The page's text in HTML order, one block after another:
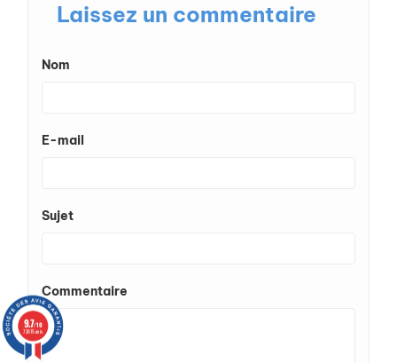
Laissez un commentaire
Nom
E-mail
Sujet
Commentaire
9.7/10
72615 avis